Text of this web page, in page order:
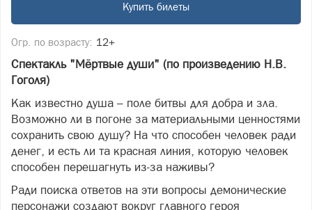
Купить билеты
Огр. по возрасту: 12+
Спектакль "Мёртвые души" (по произведению Н.В.
Гоголя)
Как известно душа – поле битвы для добра и зла.
Возможно ли в погоне за материальными ценностями
сохранить свою душу? На что способен человек ради
денег, и есть ли та красная линия, которую человек
способен перешагнуть из-за наживы?
Ради поиска ответов на эти вопросы демонические
персонажи создают вокруг главного героя